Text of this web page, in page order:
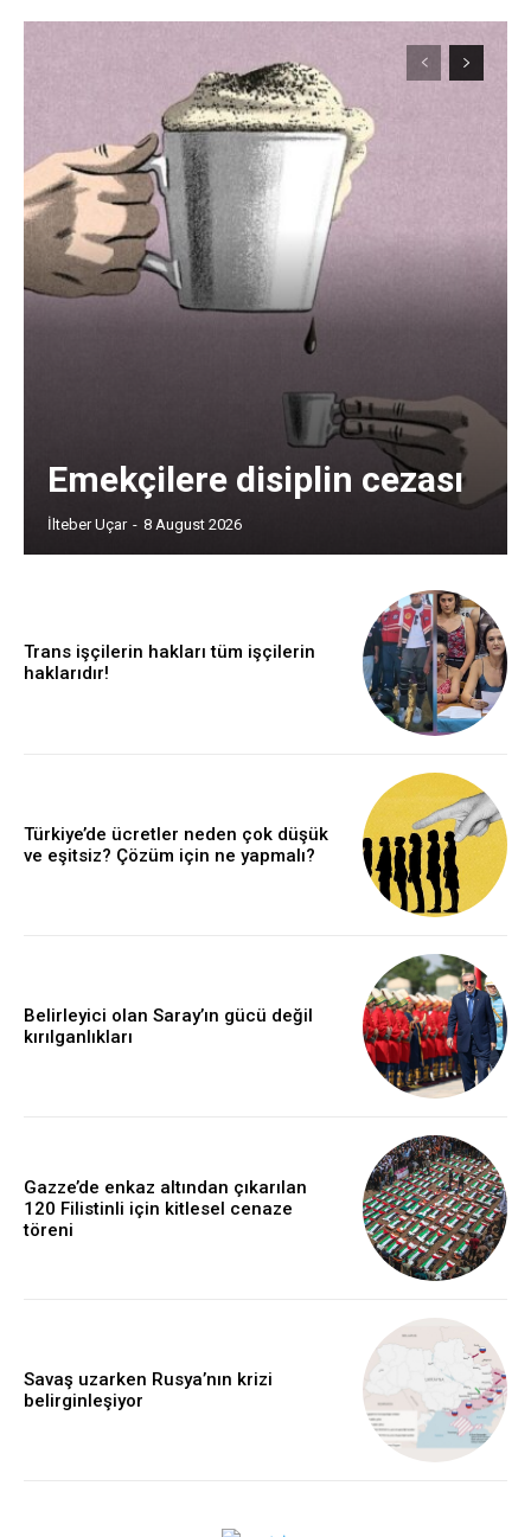
Emekçilere disiplin cezası
İlteber Uçar - 8 August 2026
Trans işçilerin hakları tüm işçilerin
haklarıdır!
Türkiye’de ücretler neden çok düşük
ve eşitsiz? Çözüm için ne yapmalı?
Belirleyici olan Saray’ın gücü değil
kırılganlıkları
Gazze’de enkaz altından çıkarılan
120 Filistinli için kitlesel cenaze
töreni
Savaş uzarken Rusya’nın krizi
belirginleşiyor